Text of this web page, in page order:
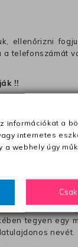
ellenőrizni
telefonszámát
!!
ben történő
is elküldheti.
tegyen egy
nevét.
információkat a
internetes
webhely úgy